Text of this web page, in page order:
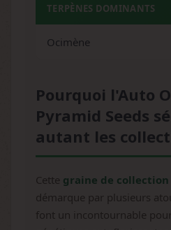
TERPÈNES DOMINANTS
Ocimène
Pourquoi l'Auto
Pyramid Seeds
autant les
Cette graine de
démarque par plusieurs
font un incontournable